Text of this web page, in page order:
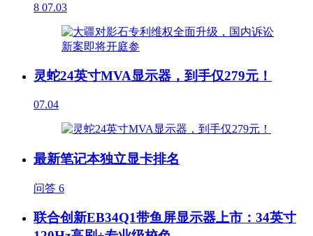
8 07.03
灵蛇24英寸MVA显示器，到手仅279元！
07.04
最新笔记本独立显卡排名
问答 6
联合创新EB34Q1带鱼屏显示器上市：34英寸